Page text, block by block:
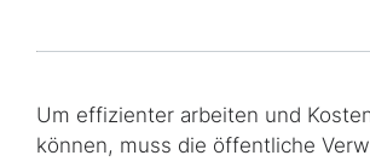
Um effizienter arbeiten und
können, muss die öffentliche